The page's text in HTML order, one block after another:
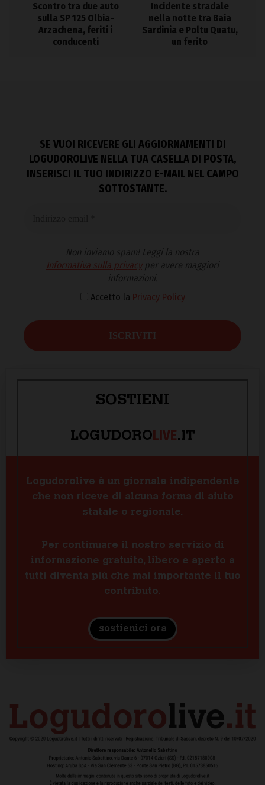
Scontro tra due auto
sulla SP 125 Olbia-
Arzachena, feriti i
conducenti
Incidente stradale
nella notte tra Baia
Sardinia e Poltu Quatu,
un ferito
SE VUOI RICEVERE GLI AGGIORNAMENTI DI
LOGUDOROLIVE NELLA TUA CASELLA DI POSTA,
INSERISCI IL TUO INDIRIZZO E-MAIL NEL CAMPO
SOTTOSTANTE.
Non inviamo spam! Leggi la nostra
Informativa sulla privacyper avere maggiori
informazioni.
Accetto la Privacy Policy
SOSTIENI
LOGUDOROLIVE.IT
Logudorolive è un giornale indipendente
che non riceve di alcuna forma di aiuto
statale o regionale.
Per continuare il nostro servizio di
informazione gratuito, libero e aperto a
tutti diventa più che mai importante il tuo
contributo.
sostienici ora